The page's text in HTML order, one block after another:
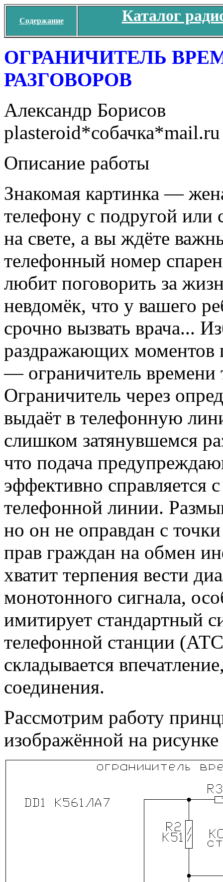
Содержание Каталог
ОГРАНИЧИТЕЛЬ
РАЗГОВОРОВ
Александр Борисов
plasteroid*собачка*mail.ru
Описание работы
Знакомая картинка —
телефону с подругой или
на свете, а вы ждёте
телефонный номер
любит поговорить за
невдомёк, что у вашего
срочно вызвать врача...
раздражающих моментов
— ограничитель времени
Ограничитель через
выдаёт в телефонную
слишком затянувшемся
что подача
эффективно справляется
телефонной линии.
но он не оправдан с
прав граждан на обмен
хватит терпения вести
монотонного сигнала,
имитирует стандартный
телефонной станции
складывается
соединения.
Рассмотрим работу
изображённой на